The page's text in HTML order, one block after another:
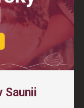
Saunii